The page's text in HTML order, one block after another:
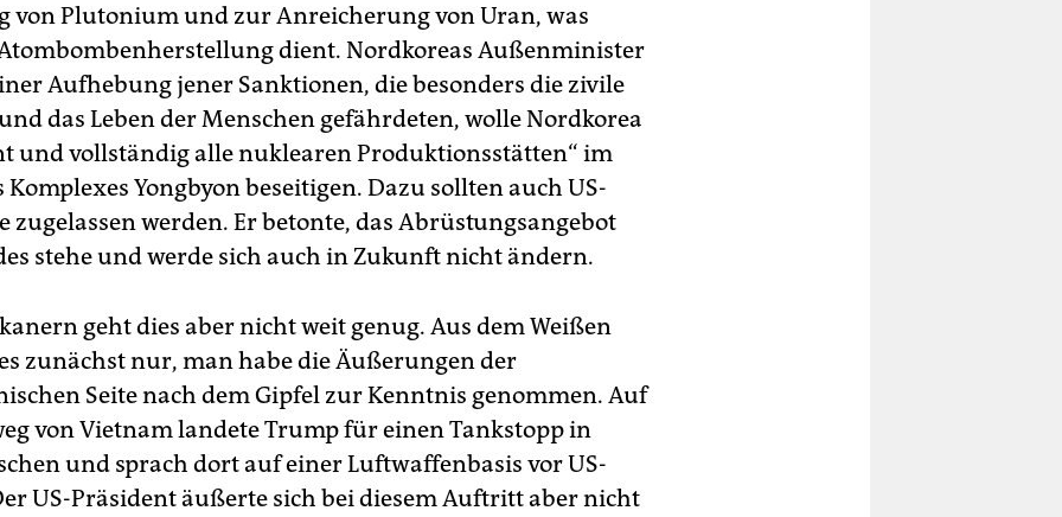
von Plutonium und zur Anreicherung von Uran, was
dient. Nordkoreas Außenminister
Aufhebung jener Sanktionen, die besonders die zivile
das Leben der Menschen gefährdeten, wolle Nordkorea
und vollständig alle nuklearen Produktionsstätten“ im
Komplexes Yongbyon beseitigen. Dazu sollten auch US-
zugelassen werden. Er betonte, das Abrüstungsangebot
stehe und werde sich auch in Zukunft nicht ändern.
geht dies aber nicht weit genug. Aus dem Weißen
zunächst nur, man habe die Äußerungen der
Seite nach dem Gipfel zur Kenntnis genommen. Auf
von Vietnam landete Trump für einen Tankstopp in
und sprach dort auf einer Luftwaffenbasis vor US-
US-Präsident äußerte sich bei diesem Auftritt aber nicht